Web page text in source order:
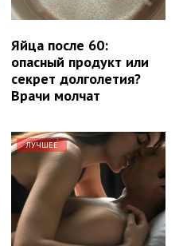
Яйца после 60:
опасный продукт или
секрет долголетия?
Врачи молчат
ЛУЧШЕЕ